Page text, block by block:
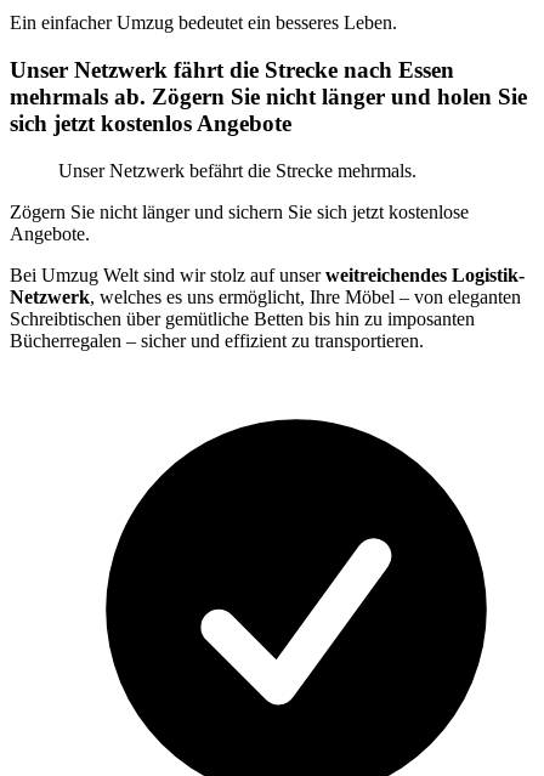
Ein einfacher Umzug bedeutet ein besseres Leben.
Unser Netzwerk fährt die Strecke nach Essen
mehrmals ab. Zögern Sie nicht länger und holen Sie
sich jetzt kostenlos Angebote
Unser Netzwerk befährt die Strecke mehrmals.
Zögern Sie nicht länger und sichern Sie sich jetzt kostenlose
Angebote.
Bei Umzug Welt sind wir stolz auf unserweitreichendes Logistik-
Netzwerk, welches es uns ermöglicht, Ihre Möbel – von eleganten
Schreibtischen über gemütliche Betten bis hin zu imposanten
Bücherregalen – sicher und effizient zu transportieren.